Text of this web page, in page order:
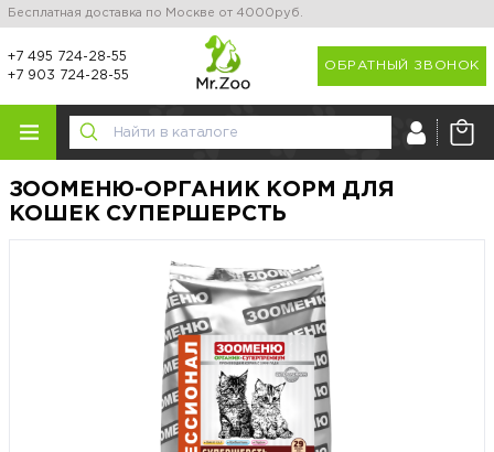
Бесплатная доставка по Москве от 4000руб.
+7 495 724-28-55
+7 903 724-28-55
ОБРАТНЫЙ ЗВОНОК
ЗООМЕНЮ-ОРГАНИК КОРМ ДЛЯ
КОШЕК СУПЕРШЕРСТЬ